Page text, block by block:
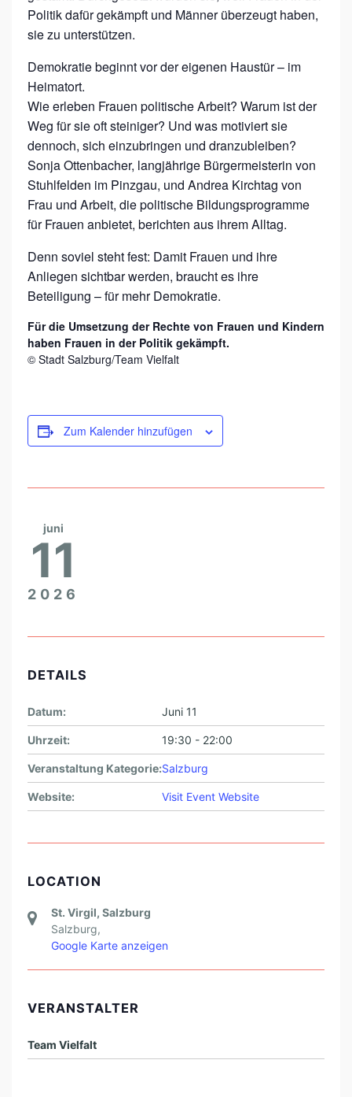
S
A
L
O
N
Politik dafür gekämpft und Männer überzeugt haben,
sie zu unterstützen.
Demokratie beginnt vor der eigenen Haustür – im
Heimatort.
Wie erleben Frauen politische Arbeit? Warum ist der
Weg für sie oft steiniger? Und was motiviert sie
dennoch, sich einzubringen und dranzubleiben?
Sonja Ottenbacher, langjährige Bürgermeisterin von
Stuhlfelden im Pinzgau, und Andrea Kirchtag von
Frau und Arbeit, die politische Bildungsprogramme
für Frauen anbietet, berichten aus ihrem Alltag.
Denn soviel steht fest: Damit Frauen und ihre
Anliegen sichtbar werden, braucht es ihre
Beteiligung – für mehr Demokratie.
Für die Umsetzung der Rechte von Frauen und Kindern
haben Frauen in der Politik gekämpft.
© Stadt Salzburg/Team Vielfalt
Zum Kalender hinzufügen
juni
11
2026
DETAILS
Datum: Juni 11
Uhrzeit: 19:30 - 22:00
Veranstaltung Kategorie:Salzburg
Website: Visit Event Website
LOCATION
St. Virgil, Salzburg
Salzburg,
Google Karte anzeigen
VERANSTALTER
Team Vielfalt